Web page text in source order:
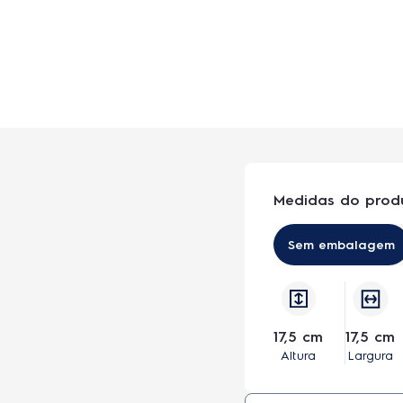
Medidas do
Sem embalagem
17,5 cm
Altura
17,5 cm
Largura